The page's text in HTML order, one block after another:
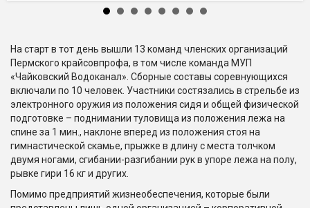
На старт в тот день вышли 13 команд членских организаций
Пермского крайсовпрофа, в том числе команда МУП
«Чайковский Водоканал». Сборные составы соревнующихся
включали по 10 человек. Участники состязались в стрельбе из
электронного оружия из положения сидя и общей физической
подготовке – поднимании туловища из положения лежа на
спине за 1 мин., наклоне вперед из положения стоя на
гимнастической скамье, прыжке в длину с места толчком
двумя ногами, сгибании-разгибании рук в упоре лежа на полу,
рывке гири 16 кг и других.
Помимо предприятий жизнеобеспечения, которые были